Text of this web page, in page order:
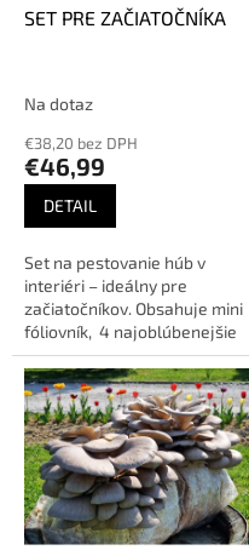
a
z
n
á
h
u
b
o
v
á
SET PRE ZAČIATOČNÍKA
Na dotaz
€38,20 bez DPH
€46,99
DETAIL
Set na pestovanie húb v
interiéri – ideálny pre
začiatočníkov. Obsahuje mini
fóliovník, 4 najoblúbenejšie
hobby substráty pripravené
na pestovanie + darček mini
zvlhčovač.